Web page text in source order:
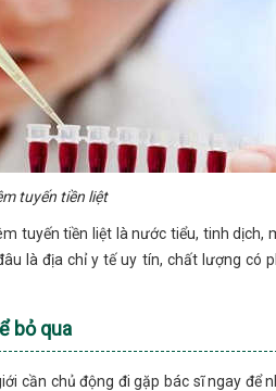
tuyến tiền liệt
tuyến tiền liệt là nước tiểu, tinh dịch,
là địa chỉ y tế uy tín, chất lượng có
bỏ qua
cần chủ động đi gặp bác sĩ ngay để